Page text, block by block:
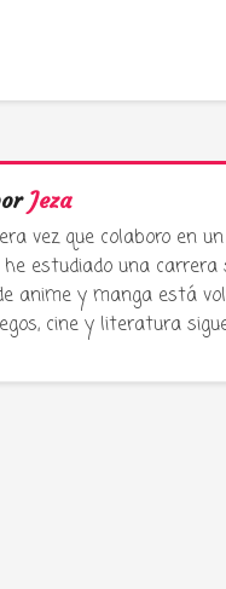
Jeza
vez que colaboro en
estudiado una
anime y manga está
cine y literatura